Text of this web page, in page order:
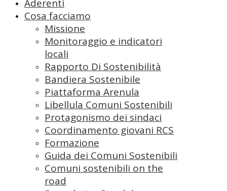
Aderenti
Cosa facciamo
Missione
Monitoraggio e indicatori
locali
Rapporto Di Sostenibilità
Bandiera Sostenibile
Piattaforma Arenula
Libellula Comuni Sostenibili
Protagonismo dei sindaci
Coordinamento giovani RCS
Formazione
Guida dei Comuni Sostenibili
Comuni sostenibili on the
road